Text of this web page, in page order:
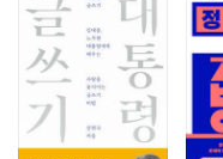
문제는 이것만이 아니다. 이
이루어지는 점을‘경기의 규
츠 경기에서 운동장에서 뛰
것이다. 선거구를 획정하기
지만 획정위의 안은 ‘최종적